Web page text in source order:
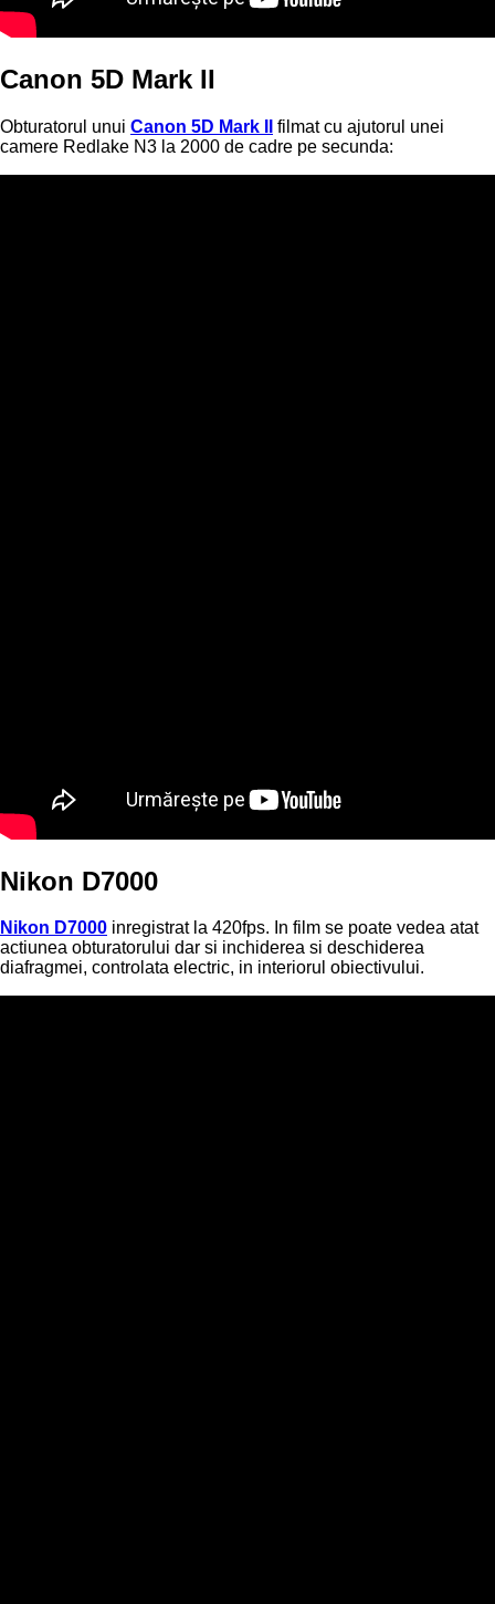
Canon 5D Mark II
Obturatorul unui Canon 5D Mark II
filmat cu ajutorul unei
camere Redlake N3 la 2000 de cadre pe secunda:
Nikon D7000
Nikon D7000 inregistrat la 420fps. In film se poate vedea atat
actiunea obturatorului dar si inchiderea si deschiderea
diafragmei, controlata electric, in interiorul obiectivului.